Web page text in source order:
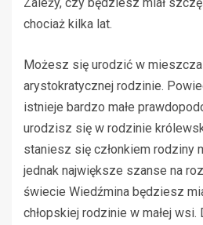
chociaż kilka lat.
Możesz się urodzić w
arystokratycznej rodzinie.
istnieje bardzo małe
urodzisz się w rodzinie
staniesz się członkiem rodziny
jednak największe szanse na
świecie Wiedźmina będziesz
chłopskiej rodzinie w małej